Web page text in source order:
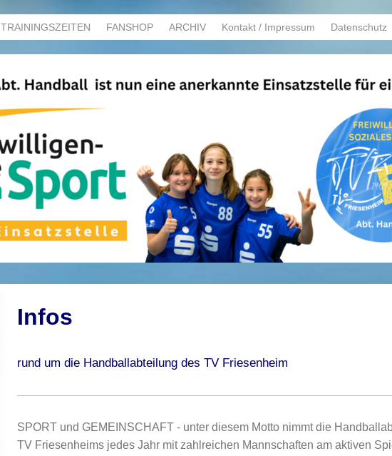
TRAININGSZEITEN FANSHOP ARCHIV Kontakt / Impressum Datenschutz
Infos
rund um die Handballabteilung des TV Friesenheim
SPORT und GEMEINSCHAFT - unter diesem Motto nimmt die
TV Friesenheims jedes Jahr mit zahlreichen Mannschaften am aktiven